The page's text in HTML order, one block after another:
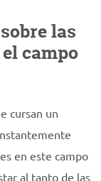
las
campo
cursan un
en este campo
al tanto de las